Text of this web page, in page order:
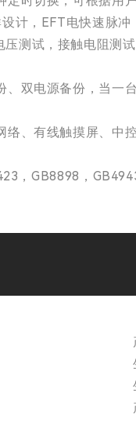
计，EFT电快速脉
测试，接触电阻测
、双电源备份，当一
络、有线触摸屏、
，GB8898，